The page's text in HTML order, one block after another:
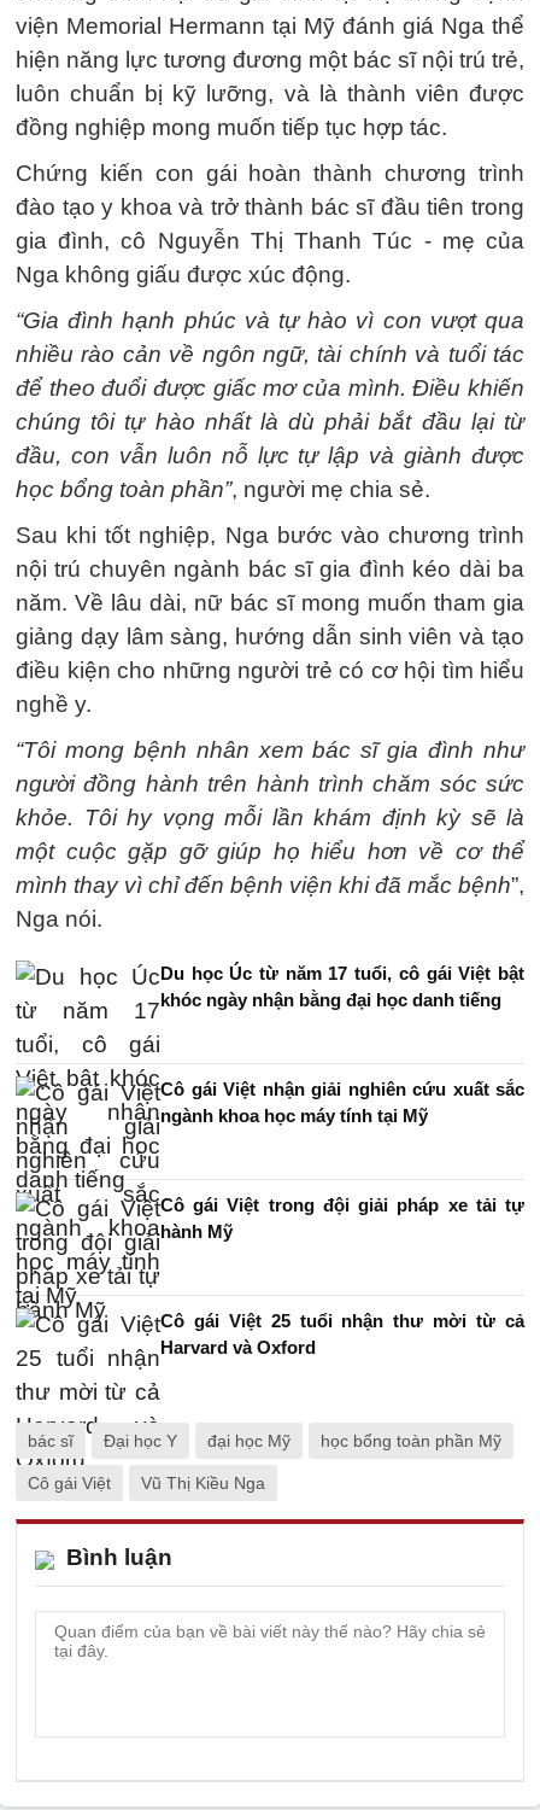
viện Memorial Hermann tại Mỹ đánh giá Nga thể
hiện năng lực tương đương một bác sĩ nội trú trẻ,
luôn chuẩn bị kỹ lưỡng, và là thành viên được
đồng nghiệp mong muốn tiếp tục hợp tác.
Chứng kiến con gái hoàn thành chương trình
đào tạo y khoa và trở thành bác sĩ đầu tiên trong
gia đình, cô Nguyễn Thị Thanh Túc - mẹ của
Nga không giấu được xúc động.
“Gia đình hạnh phúc và tự hào vì con vượt qua
nhiều rào cản về ngôn ngữ, tài chính và tuổi tác
để theo đuổi được giấc mơ của mình. Điều khiến
chúng tôi tự hào nhất là dù phải bắt đầu lại từ
đầu, con vẫn luôn nỗ lực tự lập và giành được
học bổng toàn phần”, người mẹ chia sẻ.
Sau khi tốt nghiệp, Nga bước vào chương trình
nội trú chuyên ngành bác sĩ gia đình kéo dài ba
năm. Về lâu dài, nữ bác sĩ mong muốn tham gia
giảng dạy lâm sàng, hướng dẫn sinh viên và tạo
điều kiện cho những người trẻ có cơ hội tìm hiểu
nghề y.
“Tôi mong bệnh nhân xem bác sĩ gia đình như
người đồng hành trên hành trình chăm sóc sức
khỏe. Tôi hy vọng mỗi lần khám định kỳ sẽ là
một cuộc gặp gỡ giúp họ hiểu hơn về cơ thể
mình thay vì chỉ đến bệnh viện khi đã mắc bệnh”,
Nga nói.
Du học Úc từ năm 17 tuổi, cô gái Việt bật
khóc ngày nhận bằng đại học danh tiếng
Cô gái Việt nhận giải nghiên cứu xuất sắc
ngành khoa học máy tính tại Mỹ
Cô gái Việt trong đội giải pháp xe tải tự
hành Mỹ
Cô gái Việt 25 tuổi nhận thư mời từ cả
Harvard và Oxford
bác sĩ Đại học Y đại học Mỹ học bổng toàn phần Mỹ
Cô gái Việt Vũ Thị Kiều Nga
Bình luận